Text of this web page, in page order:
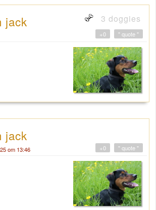
jack 3 doggies
" quote "
+0
jack
om 13:46 " quote "
+0